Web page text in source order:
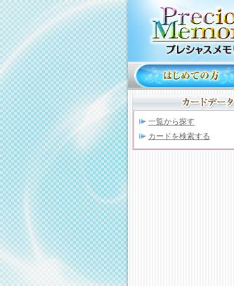
一覧から探す
カードを検索する